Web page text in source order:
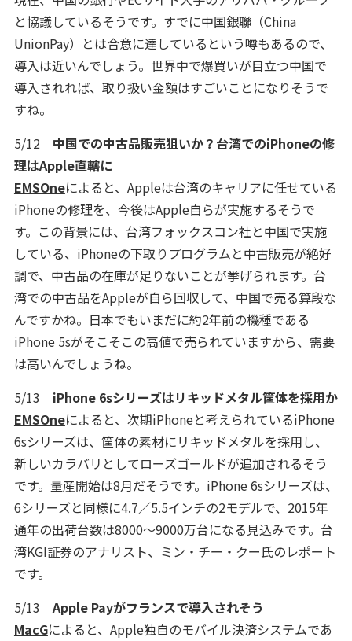
と協議しているそうです。すでに中国銀聯（China
UnionPay）とは合意に達しているという噂もあるので、
導入は近いんでしょう。世界中で爆買いが目立つ中国で
導入されれば、取り扱い金額はすごいことになりそうで
すね。
5/12 中国での中古品販売狙いか？台湾でのiPhoneの修
理はApple直轄に
EMSOneによると、Appleは台湾のキャリアに任せている
iPhoneの修理を、今後はApple自らが実施するそうで
す。この背景には、台湾フォックスコン社と中国で実施
している、iPhoneの下取りプログラムと中古販売が絶好
調で、中古品の在庫が足りないことが挙げられます。台
湾での中古品をAppleが自ら回収して、中国で売る算段な
んですかね。日本でもいまだに約2年前の機種である
iPhone 5sがそこそこの高値で売られていますから、需要
は高いんでしょうね。
5/13 iPhone 6sシリーズはリキッドメタル筐体を採用か
EMSOneによると、次期iPhoneと考えられているiPhone
6sシリーズは、筐体の素材にリキッドメタルを採用し、
新しいカラバリとしてローズゴールドが追加されるそう
です。量産開始は8月だそうです。iPhone 6sシリーズは、
6シリーズと同様に4.7／5.5インチの2モデルで、2015年
通年の出荷台数は8000～9000万台になる見込みです。台
湾KGI証券のアナリスト、ミン・チー・クー氏のレポート
です。
5/13Apple Payがフランスで導入されそう
MacGによると、Apple独自のモバイル決済システムであ